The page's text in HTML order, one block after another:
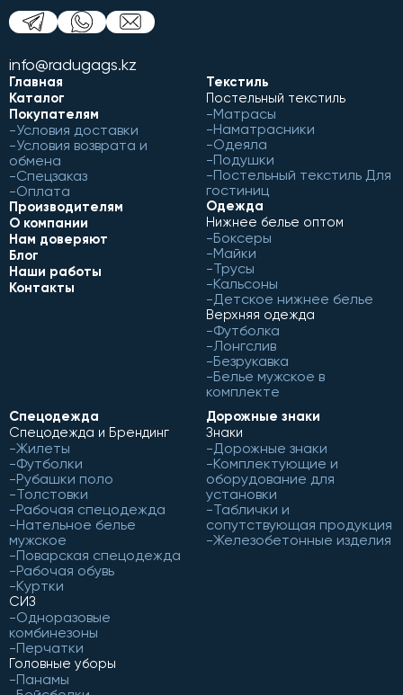
info@radugags.kz
Главная
Каталог
Покупателям
Условия доставки
Условия возврата и
обмена
Спецзаказ
Оплата
Производителям
О компании
Нам доверяют
Блог
Наши работы
Контакты
Текстиль
Постельный текстиль
Матрасы
Наматрасники
Одеяла
Подушки
Постельный текстиль Для
гостиниц
Одежда
Нижнее белье оптом
Боксеры
Майки
Трусы
Кальсоны
Детское нижнее белье
Верхняя одежда
Футболка
Лонгслив
Безрукавка
Белье мужское в
комплекте
Спецодежда
Спецодежда и Брендинг
Жилеты
Футболки
Рубашки поло
Толстовки
Рабочая спецодежда
Нательное белье
мужское
Поварская спецодежда
Рабочая обувь
Куртки
СИЗ
Одноразовые
комбинезоны
Перчатки
Головные уборы
Панамы
Дорожные знаки
Знаки
Дорожные знаки
Комплектующие и
оборудование для
установки
Таблички и
сопутствующая продукция
Железобетонные изделия